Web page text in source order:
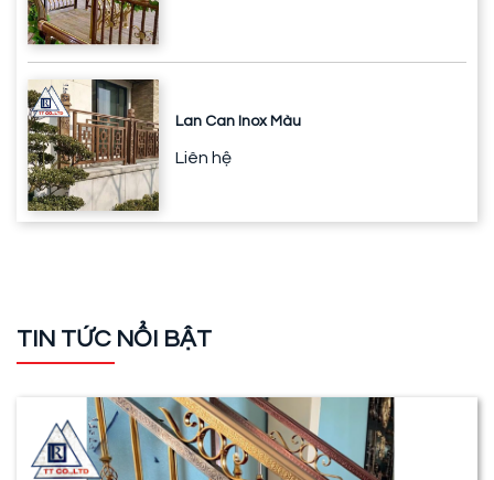
Lan Can Inox Màu
Liên hệ
TIN TỨC NỔI BẬT